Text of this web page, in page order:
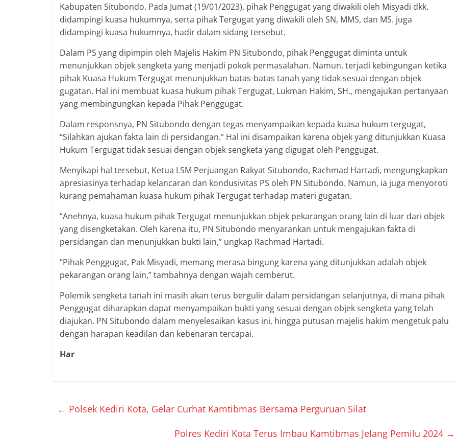
Kabupaten Situbondo. Pada Jumat (19/01/2023), pihak Penggugat yang diwakili oleh Misyadi dkk.
didampingi kuasa hukumnya, serta pihak Tergugat yang diwakili oleh SN, MMS, dan MS. juga
didampingi kuasa hukumnya, hadir dalam sidang tersebut.
Dalam PS yang dipimpin oleh Majelis Hakim PN Situbondo, pihak Penggugat diminta untuk
menunjukkan objek sengketa yang menjadi pokok permasalahan. Namun, terjadi kebingungan ketika
pihak Kuasa Hukum Tergugat menunjukkan batas-batas tanah yang tidak sesuai dengan objek
gugatan. Hal ini membuat kuasa hukum pihak Tergugat, Lukman Hakim, SH., mengajukan pertanyaan
yang membingungkan kepada Pihak Penggugat.
Dalam responsnya, PN Situbondo dengan tegas menyampaikan kepada kuasa hukum tergugat,
“Silahkan ajukan fakta lain di persidangan.” Hal ini disampaikan karena objek yang ditunjukkan Kuasa
Hukum Tergugat tidak sesuai dengan objek sengketa yang digugat oleh Penggugat.
Menyikapi hal tersebut, Ketua LSM Perjuangan Rakyat Situbondo, Rachmad Hartadi, mengungkapkan
apresiasinya terhadap kelancaran dan kondusivitas PS oleh PN Situbondo. Namun, ia juga menyoroti
kurang pemahaman kuasa hukum pihak Tergugat terhadap materi gugatan.
“Anehnya, kuasa hukum pihak Tergugat menunjukkan objek pekarangan orang lain di luar dari objek
yang disengketakan. Oleh karena itu, PN Situbondo menyarankan untuk mengajukan fakta di
persidangan dan menunjukkan bukti lain,” ungkap Rachmad Hartadi.
“Pihak Penggugat, Pak Misyadi, memang merasa bingung karena yang ditunjukkan adalah objek
pekarangan orang lain,” tambahnya dengan wajah cemberut.
Polemik sengketa tanah ini masih akan terus bergulir dalam persidangan selanjutnya, di mana pihak
Penggugat diharapkan dapat menyampaikan bukti yang sesuai dengan objek sengketa yang telah
diajukan. PN Situbondo dalam menyelesaikan kasus ini, hingga putusan majelis hakim mengetuk palu
dengan harapan keadilan dan kebenaran tercapai.
Har
← Polsek Kediri Kota, Gelar Curhat Kamtibmas Bersama Perguruan Silat
Polres Kediri Kota Terus Imbau Kamtibmas Jelang Pemilu 2024 →